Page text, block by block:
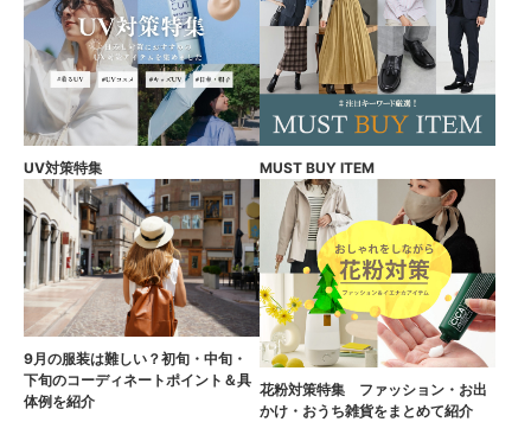
UV対策特集 MUST BUY ITEM
9月の服装は難しい？初旬・中旬・
下旬のコーディネートポイント＆具
体例を紹介
花粉対策特集 ファッション・お出
かけ・おうち雑貨をまとめて紹介